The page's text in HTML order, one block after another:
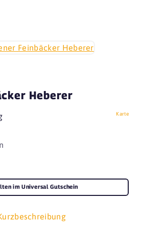
Heberer
Karte
im Universal Gutschein